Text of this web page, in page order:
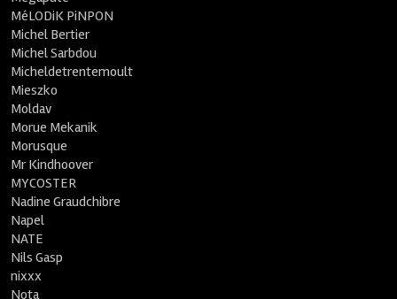
MéLODiK PiNPON
Michel Bertier
Michel Sarbdou
Micheldetrentemoult
Mieszko
Moldav
Morue Mekanik
Morusque
Mr Kindhoover
MYCOSTER
Nadine Graudchibre
Napel
NATE
Nils Gasp
nixxx
Nota